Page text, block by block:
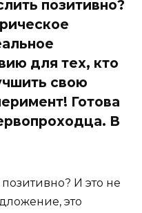
позитивно?
для тех, кто
свою
Готова
В
И это не
это